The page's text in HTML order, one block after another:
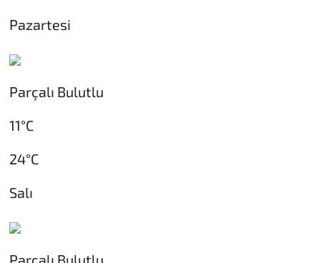
Pazartesi
Parçalı Bulutlu
11°C
24°C
Salı
Parçalı Bulutlu